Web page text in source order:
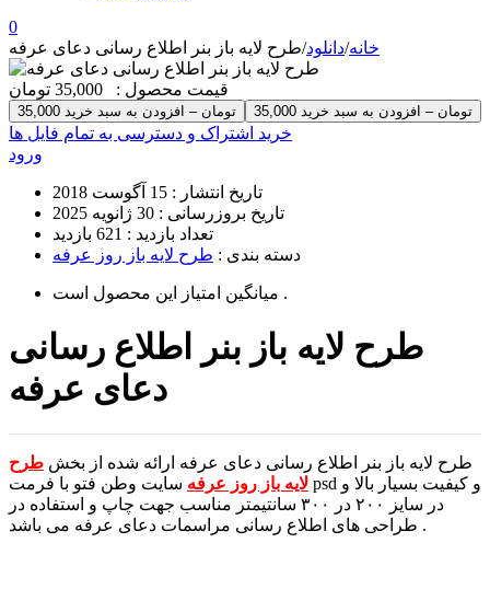
0
خانه/دانلود/طرح لایه باز بنر اطلاع رسانی دعای عرفه
قیمت محصول : 35,000 تومان
35,000 تومان – افزودن به سبد خرید
خرید اشتراک و دسترسی به تمام فایل ها
ورود
تاریخ انتشار : 15 آگوست 2018
تاریخ بروزرسانی : 30 ژانویه 2025
تعداد بازدید : 621 بازدید
دسته بندی : طرح لایه باز روز عرفه
میانگین امتیاز این محصول است .
طرح لایه باز بنر اطلاع رسانی
دعای عرفه
طرح لایه باز بنر اطلاع رسانی دعای عرفه ارائه شده از بخش طرح
لایه باز روز عرفه سایت وطن فتو با فرمت psd و کیفیت بسیار بالا و
در سایز ۲۰۰ در ۳۰۰ سانتیمتر مناسب جهت چاپ و استفاده در
طراحی های اطلاع رسانی مراسمات دعای عرفه می باشد .